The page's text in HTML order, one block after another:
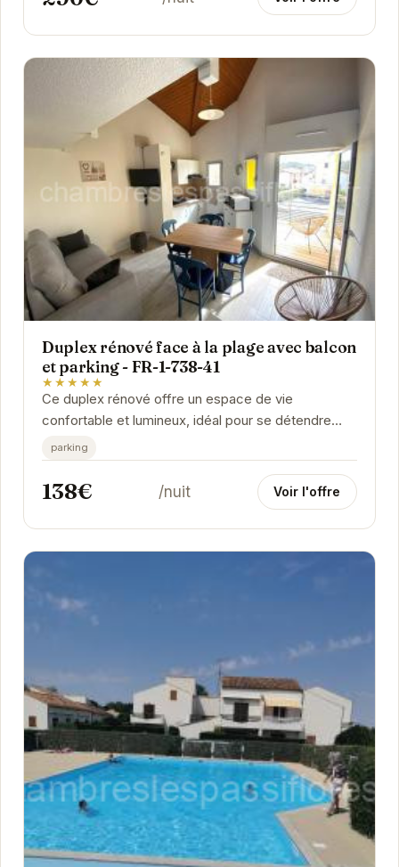
Duplex rénové face à la plage avec balcon
et parking - FR-1-738-41
★★★★★
Ce duplex rénové offre un espace de vie
confortable et lumineux, idéal pour se détendre
après une journée à la plage. La cuisine équipée...
parking
138€ /nuit Voir l'offre